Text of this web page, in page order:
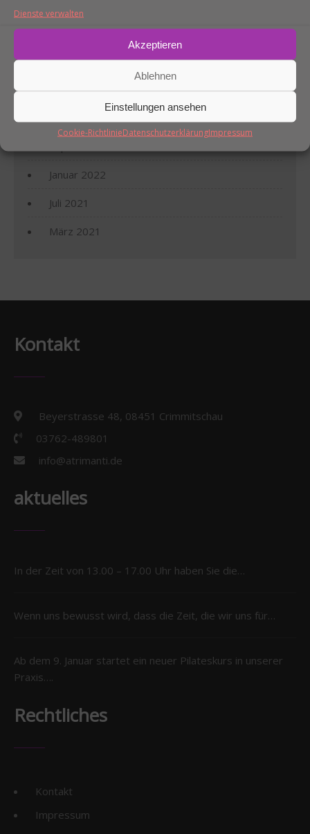
Dienste verwalten
Akzeptieren
Ablehnen
Einstellungen ansehen
Cookie-RichtlinieDatenschutzerklärungImpressum
Mai 2023
Januar 2023
Dezember 2022
Januar 2022
Juli 2021
März 2021
Kontakt
Beyerstrasse 48, 08451 Crimmitschau
03762-489801
info@atrimanti.de
aktuelles
In der Zeit von 13.00 – 17.00 Uhr haben Sie die…
Wenn uns bewusst wird, dass die Zeit, die wir uns für…
Ab dem 9. Januar startet ein neuer Pilateskurs in unserer
Praxis….
Rechtliches
Kontakt
Impressum